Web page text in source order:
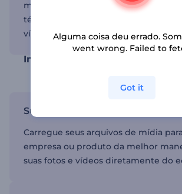
mídias, mesmo que você não tenha
técnicas ou experiência anterior em
vídeos.
Impulsione sua narrativa com
Suporte de imagem e vídeo
Carregue seus arquivos de mídia
empresa ou produto da melhor
suas fotos e vídeos diretamente do
Alguma coisa deu errado.
went wrong. Failed to
Got it